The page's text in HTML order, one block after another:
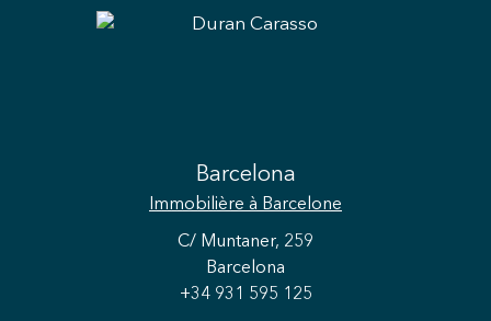
Barcelona
Immobilière à Barcelone
C/ Muntaner, 259
Barcelona
+34 931 595 125